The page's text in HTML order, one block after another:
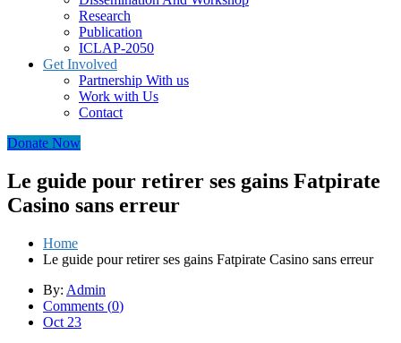
Research
Publication
ICLAP-2050
Get Involved
Partnership With us
Work with Us
Contact
Donate Now
Le guide pour retirer ses gains Fatpirate
Casino sans erreur
Home
Le guide pour retirer ses gains Fatpirate Casino sans erreur
By: Admin
Comments (0)
Oct 23